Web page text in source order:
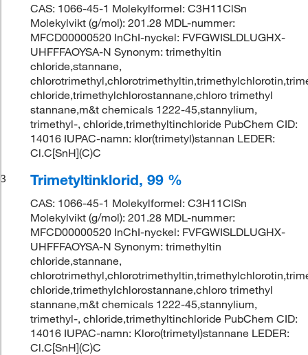
CAS: 1066-45-1 Molekylformel: C3H11ClSn
Molekylvikt (g/mol): 201.28 MDL-nummer:
MFCD00000520 InChI-nyckel: FVFGWISLDLUGHX-
UHFFFAOYSA-N Synonym: trimethyltin
chloride,stannane,
chloride,trimethylchlorostannane,chloro trimethyl
stannane,m&t chemicals 1222-45,stannylium,
trimethyl-, chloride,trimethyltinchloride PubChem CID:
14016 IUPAC-namn: klor(trimetyl)stannan LEDER:
Cl.C[SnH](C)C
3
Trimetyltinklorid, 99 %
CAS: 1066-45-1 Molekylformel: C3H11ClSn
Molekylvikt (g/mol): 201.28 MDL-nummer:
MFCD00000520 InChI-nyckel: FVFGWISLDLUGHX-
UHFFFAOYSA-N Synonym: trimethyltin
chloride,stannane,
chloride,trimethylchlorostannane,chloro trimethyl
stannane,m&t chemicals 1222-45,stannylium,
trimethyl-, chloride,trimethyltinchloride PubChem CID:
14016 IUPAC-namn: Kloro(trimetyl)stannane LEDER:
Cl.C[SnH](C)C